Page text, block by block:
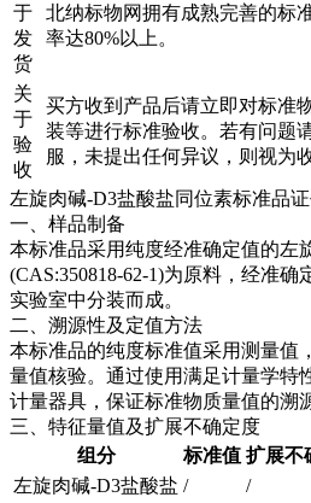
于
发
货
北纳标物网拥有成熟完善的标
率达80%以上。
关
于
验
收
买方收到产品后请立即对标准
装等进行标准验收。若有问题
服，未提出任何异议，则视为收
左旋肉碱-D3盐酸盐同位素标准品
一、样品制备
本标准品采用纯度经准确定值的左
(CAS:350818-62-1)为原料，经准
实验室中分装而成。
二、溯源性及定值方法
本标准品的纯度标准值采用测量值
量值核验。通过使用满足计量学特
计量器具，保证标准物质量值的溯
三、特征量值及扩展不确定度
组分
标准值 扩展不
左旋肉碱-D3盐酸盐 / /